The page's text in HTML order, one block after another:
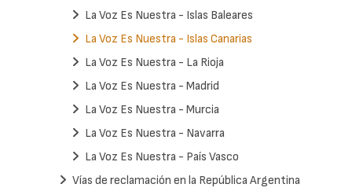
La Voz Es Nuestra - Islas Baleares
La Voz Es Nuestra - Islas Canarias
La Voz Es Nuestra - La Rioja
La Voz Es Nuestra - Madrid
La Voz Es Nuestra - Murcia
La Voz Es Nuestra - Navarra
La Voz Es Nuestra - País Vasco
Vías de reclamación en la República Argentina